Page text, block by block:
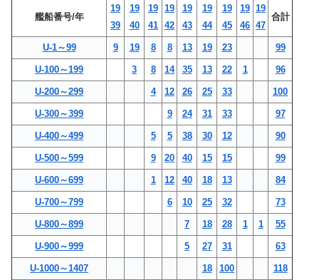
艦船番号/年
19
39
19
40
19
41
19
42
19
43
19
44
19
45
19
46
19
47
合計
U-1～99 9 19 8 8 13 19 23 99
U-100～199 3 8 14 35 13 22 1 96
U-200～299 4 12 26 25 33 100
U-300～399 9 24 31 33 97
U-400～499 5 5 38 30 12 90
U-500～599 9 20 40 15 15 99
U-600～699 1 12 40 18 13 84
U-700～799 6 10 25 32 73
U-800～899 7 18 28 1 1 55
U-900～999 5 27 31 63
U-1000～1407 18 100 118